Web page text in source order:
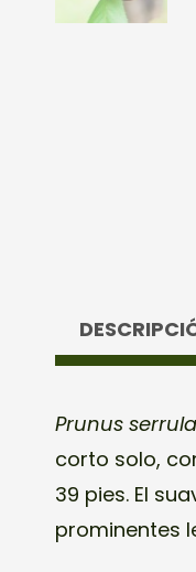
Prunus
corto solo,
39 pies. El
prominentes